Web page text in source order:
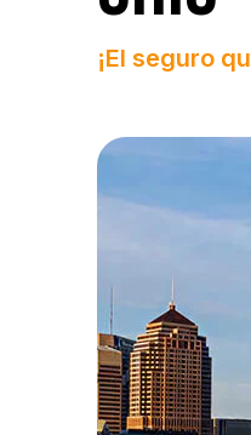
¡El seguro